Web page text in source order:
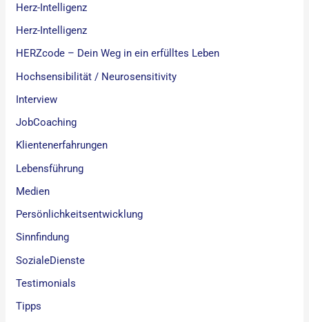
Herz-Intelligenz
Herz-Intelligenz
HERZcode – Dein Weg in ein erfülltes Leben
Hochsensibilität / Neurosensitivity
Interview
JobCoaching
Klientenerfahrungen
Lebensführung
Medien
Persönlichkeitsentwicklung
Sinnfindung
SozialeDienste
Testimonials
Tipps